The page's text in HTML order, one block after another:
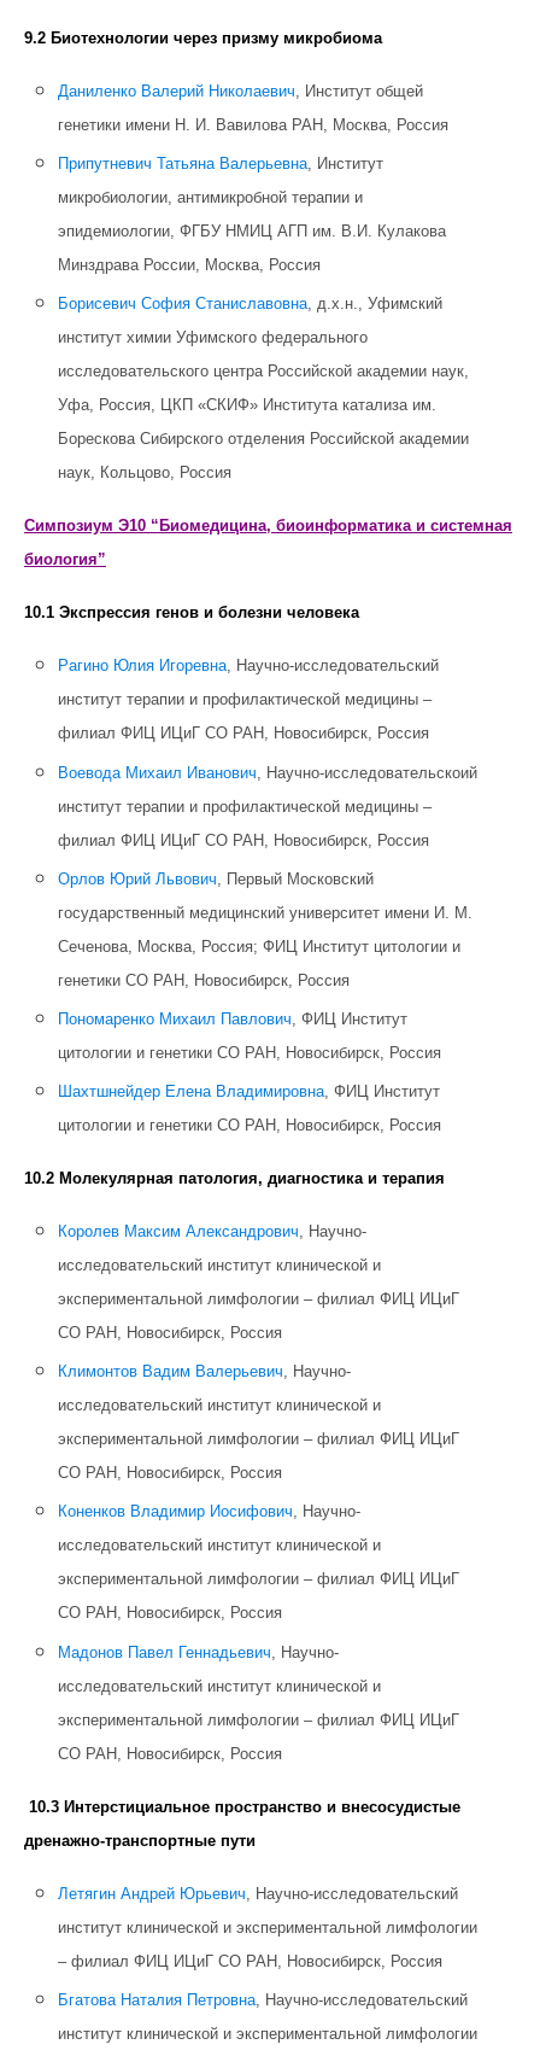
9.2 Биотехнологии через призму микробиома
Даниленко Валерий Николаевич, Институт общей
генетики имени Н. И. Вавилова РАН, Москва, Россия
Припутневич Татьяна Валерьевна, Институт
микробиологии, антимикробной терапии и
эпидемиологии, ФГБУ НМИЦ АГП им. В.И. Кулакова
Минздрава России, Москва, Россия
Борисевич София Станиславовна, д.х.н., Уфимский
институт химии Уфимского федерального
исследовательского центра Российской академии наук,
Уфа, Россия, ЦКП «СКИФ» Института катализа им.
Борескова Сибирского отделения Российской академии
наук, Кольцово, Россия
Симпозиум Э10 “Биомедицина, биоинформатика и системная
биология”
10.1 Экспрессия генов и болезни человека
Рагино Юлия Игоревна, Научно-исследовательский
институт терапии и профилактической медицины –
филиал ФИЦ ИЦиГ СО РАН, Новосибирск, Россия
Воевода Михаил Иванович , Научно-исследовательскоий
институт терапии и профилактической медицины –
филиал ФИЦ ИЦиГ СО РАН, Новосибирск, Россия
Орлов Юрий Львович , Первый Московский
государственный медицинский университет имени И. М.
Сеченова, Москва, Россия; ФИЦ Институт цитологии и
генетики СО РАН, Новосибирск, Россия
Пономаренко Михаил Павлович , ФИЦ Институт
цитологии и генетики СО РАН, Новосибирск, Россия
Шахтшнейдер Елена Владимировна, ФИЦ Институт
цитологии и генетики СО РАН, Новосибирск, Россия
10.2 Молекулярная патология, диагностика и терапия
Королев Максим Александрович, Научно-
исследовательский институт клинической и
экспериментальной лимфологии – филиал ФИЦ ИЦиГ
СО РАН, Новосибирск, Россия
Климонтов Вадим Валерьевич, Научно-
исследовательский институт клинической и
экспериментальной лимфологии – филиал ФИЦ ИЦиГ
СО РАН, Новосибирск, Россия
Коненков Владимир Иосифович, Научно-
исследовательский институт клинической и
экспериментальной лимфологии – филиал ФИЦ ИЦиГ
СО РАН, Новосибирск, Россия
Мадонов Павел Геннадьевич , Научно-
исследовательский институт клинической и
экспериментальной лимфологии – филиал ФИЦ ИЦиГ
СО РАН, Новосибирск, Россия
10.3 Интерстициальное пространство и внесосудистые
дренажно-транспортные пути
Летягин Андрей Юрьевич , Научно-исследовательский
институт клинической и экспериментальной лимфологии
– филиал ФИЦ ИЦиГ СО РАН, Новосибирск, Россия
Бгатова Наталия Петровна , Научно-исследовательский
институт клинической и экспериментальной лимфологии